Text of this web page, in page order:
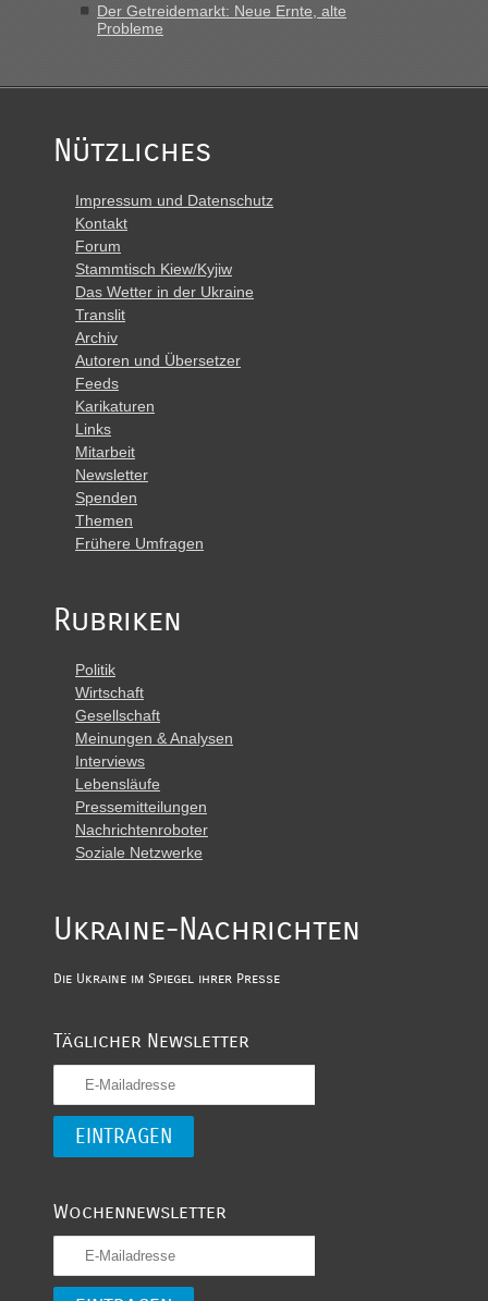
Der Getreidemarkt: Neue Ernte, alte
Probleme
Nützliches
Impressum und Datenschutz
Kontakt
Forum
Stammtisch Kiew/Kyjiw
Das Wetter in der Ukraine
Translit
Archiv
Autoren und Übersetzer
Feeds
Karikaturen
Links
Mitarbeit
Newsletter
Spenden
Themen
Frühere Umfragen
Rubriken
Politik
Wirtschaft
Gesellschaft
Meinungen & Analysen
Interviews
Lebensläufe
Pressemitteilungen
Nachrichtenroboter
Soziale Netzwerke
Ukraine-Nachrichten
Die Ukraine im Spiegel ihrer Presse
Täglicher Newsletter
Wochennewsletter